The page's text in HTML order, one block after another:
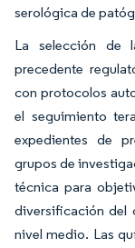
serológica de
La selección de
precedente
con protocolos
el seguimiento
expedientes de
grupos de
técnica para
diversificación del
nivel medio. Las